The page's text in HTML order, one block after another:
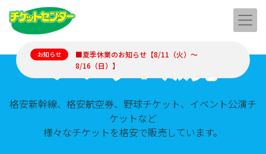
お知らせ
■夏季休業のお知らせ【8/11（火）～
8/16（日）】
チケット販売
格安新幹線、格安航空券、野球チケット、イベント公演チ
ケットなど
様々なチケットを格安で販売しています。